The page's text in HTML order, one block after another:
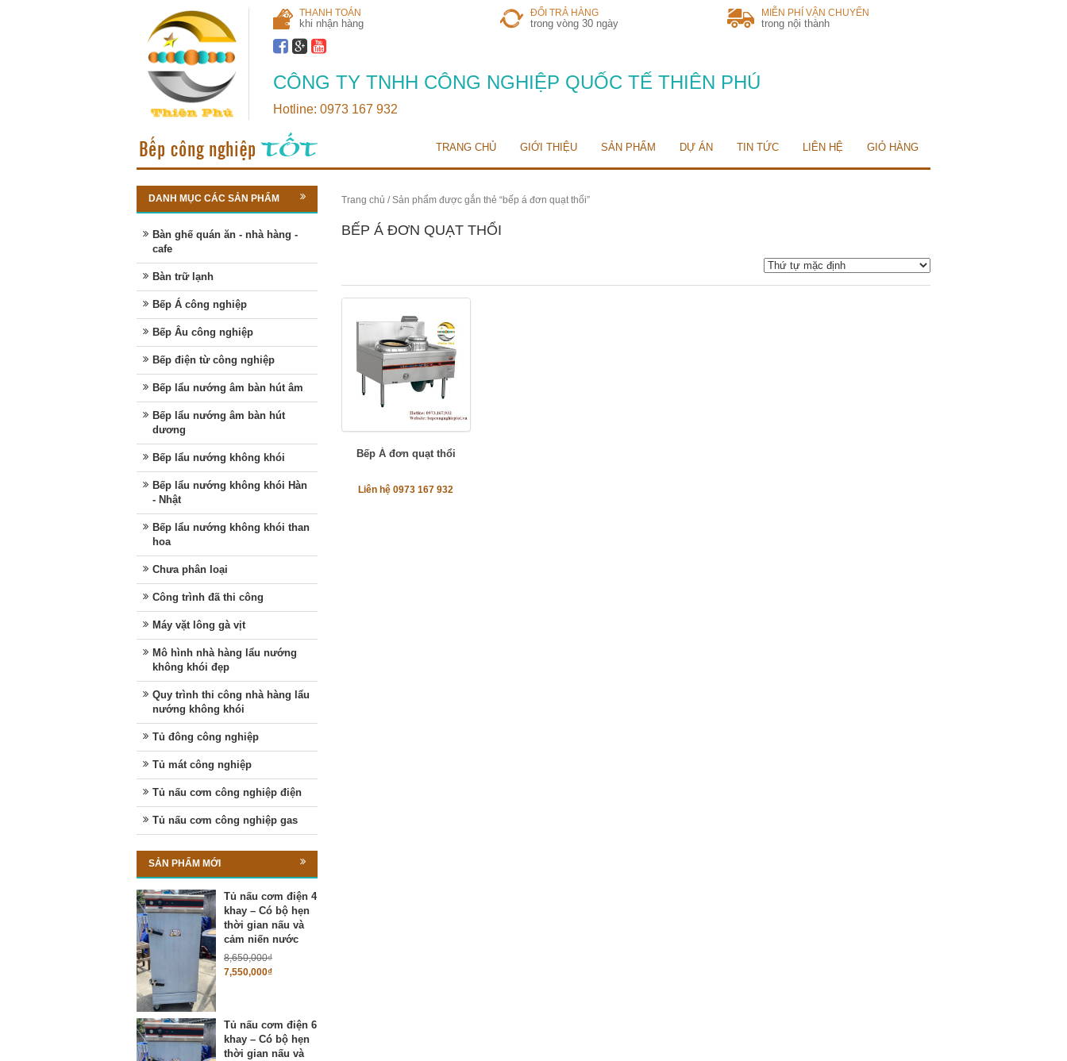
THANH TOÁN
khi nhận hàng
ĐỔI TRẢ HÀNG
trong vòng 30 ngày
MIỄN PHÍ VẬN CHUYỂN
trong nội thành
CÔNG TY TNHH CÔNG NGHIỆP QUỐC TẾ THIÊN PHÚ
Hotline: 0973 167 932
TRANG CHỦ GIỚI THIỆU SẢN PHẨM DỰ ÁN TIN TỨC LIÊN HỆ GIỎ HÀNG
Trang chủ / Sản phẩm được gắn thẻ “bếp á đơn quạt thổi”
BẾP Á ĐƠN QUẠT THỔI
Bếp Á đơn quạt thổi
Liên hệ 0973 167 932
DANH MỤC CÁC SẢN PHẨM
Bàn ghế quán ăn - nhà hàng -
cafe
Bàn trữ lạnh
Bếp Á công nghiệp
Bếp Âu công nghiệp
Bếp điện từ công nghiệp
Bếp lẩu nướng âm bàn hút âm
Bếp lẩu nướng âm bàn hút
dương
Bếp lẩu nướng không khói
Bếp lẩu nướng không khói Hàn
- Nhật
Bếp lẩu nướng không khói than
hoa
Chưa phân loại
Công trình đã thi công
Máy vặt lông gà vịt
Mô hình nhà hàng lẩu nướng
không khói đẹp
Quy trình thi công nhà hàng lẩu
nướng không khói
Tủ đông công nghiệp
Tủ mát công nghiệp
Tủ nấu cơm công nghiệp điện
Tủ nấu cơm công nghiệp gas
SẢN PHẨM MỚI
Tủ nấu cơm điện 4
khay – Có bộ hẹn
thời gian nấu và
cảm niến nước
8,650,000₫
7,550,000₫
Tủ nấu cơm điện 6
khay – Có bộ hẹn
thời gian nấu và